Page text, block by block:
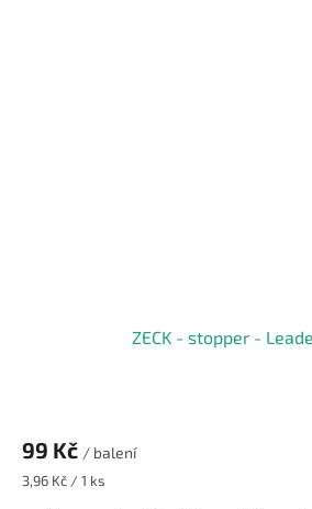
ZECK - stopper -
99 Kč / balení
Měrná
3,96 Kč / 1 ks